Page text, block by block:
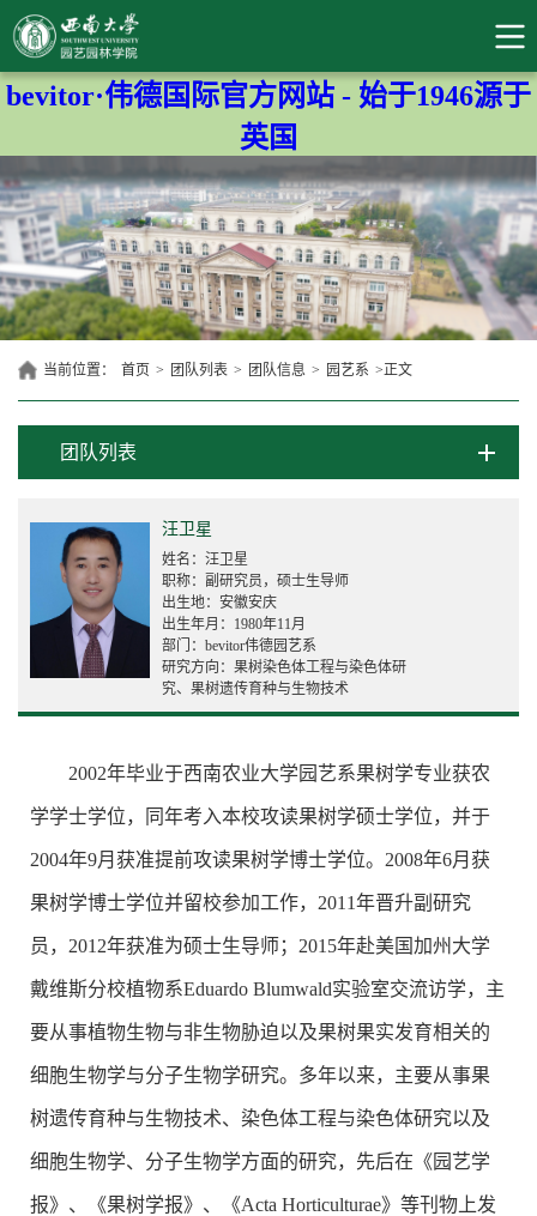
bevitor·伟德国际官方网站 - 始于1946源于
英国
当前位置： 首页 > 团队列表 > 团队信息 > 园艺系 >正文
团队列表
汪卫星
姓名：汪卫星
职称：副研究员，硕士生导师
出生地：安徽安庆
出生年月：1980年11月
部门：bevitor伟德园艺系
研究方向：果树染色体工程与染色体研
究、果树遗传育种与生物技术
2002年毕业于西南农业大学园艺系果树学专业获农
学学士学位，同年考入本校攻读果树学硕士学位，并于
2004年9月获准提前攻读果树学博士学位。2008年6月获
果树学博士学位并留校参加工作，2011年晋升副研究
员，2012年获准为硕士生导师；2015年赴美国加州大学
戴维斯分校植物系Eduardo Blumwald实验室交流访学，主
要从事植物生物与非生物胁迫以及果树果实发育相关的
细胞生物学与分子生物学研究。多年以来，主要从事果
树遗传育种与生物技术、染色体工程与染色体研究以及
细胞生物学、分子生物学方面的研究，先后在《园艺学
报》、《果树学报》、《Acta Horticulturae》等刊物上发